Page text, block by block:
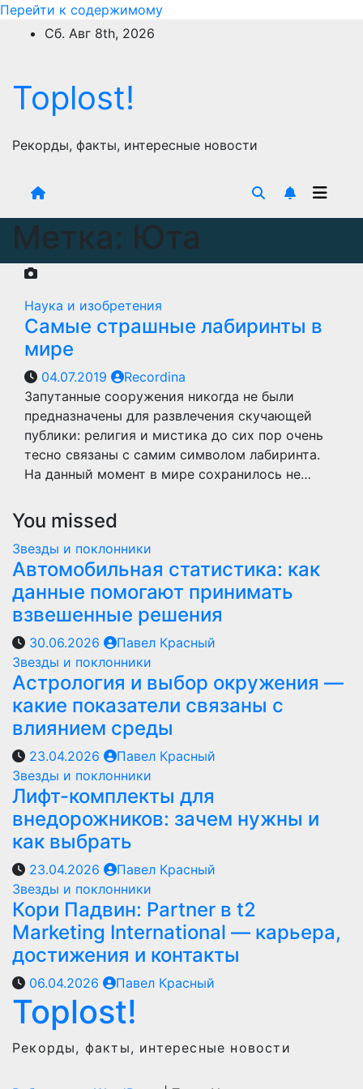
Перейти к содержимому
Сб. Авг 8th, 2026
Toplost!
Рекорды, факты, интересные новости
Метка: Юта
Наука и изобретения
Самые страшные лабиринты в
мире
04.07.2019
Recordina
Запутанные сооружения никогда не были
предназначены для развлечения скучающей
публики: религия и мистика до сих пор очень
тесно связаны с самим символом лабиринта.
На данный момент в мире сохранилось не…
You missed
Звезды и поклонники
Автомобильная статистика: как
данные помогают принимать
взвешенные решения
30.06.2026
Павел Красный
Звезды и поклонники
Астрология и выбор окружения —
какие показатели связаны с
влиянием среды
23.04.2026
Павел Красный
Звезды и поклонники
Лифт-комплекты для
внедорожников: зачем нужны и
как выбрать
23.04.2026
Павел Красный
Звезды и поклонники
Кори Падвин: Partner в t2
Marketing International — карьера,
достижения и контакты
06.04.2026 Павел Красный
Toplost!
Рекорды, факты, интересные новости